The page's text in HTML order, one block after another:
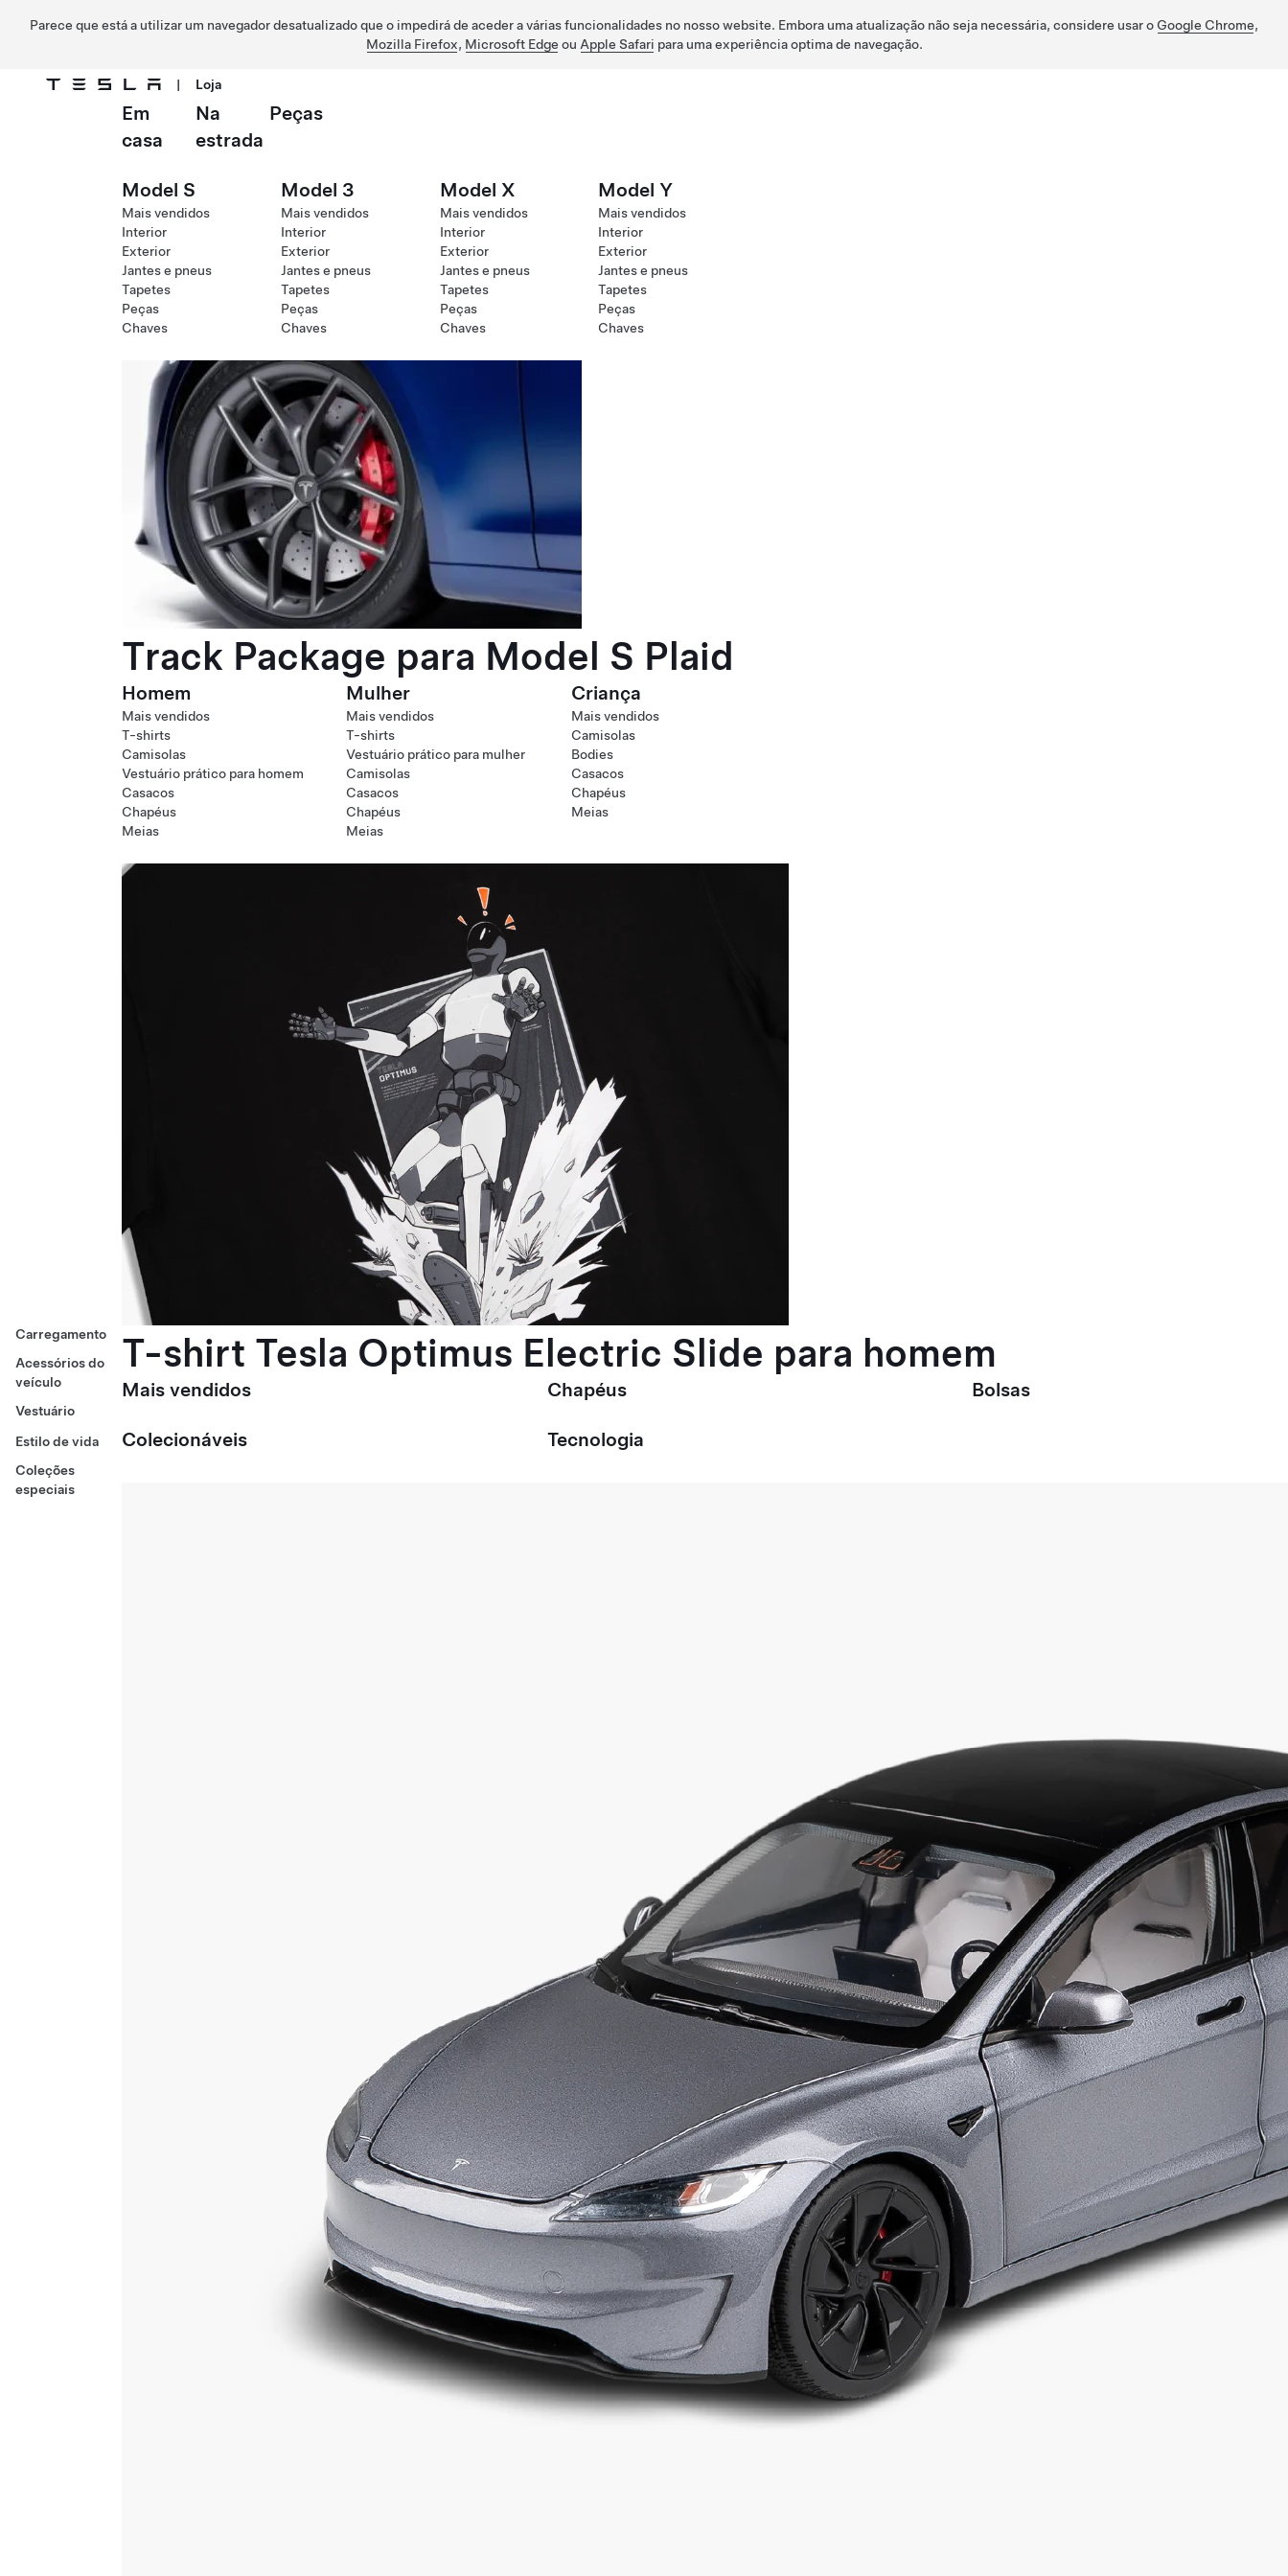
Parece que está a utilizar um navegador desatualizado que o impedirá de aceder a várias funcionalidades no nosso website. Embora uma atualização não seja necessária, considere usar o Google Chrome,
Mozilla Firefox, Microsoft Edge ou Apple Safari para uma experiência optima de navegação.
Ir para o conteúdo principal
| Loja
Carregamento
Acessórios do
veículo
Vestuário
Estilo de vida
Coleções
especiais
Em
casa
Na
estrada
Peças
Model S
Mais vendidos
Interior
Exterior
Jantes e pneus
Tapetes
Peças
Chaves
Model 3
Mais vendidos
Interior
Exterior
Jantes e pneus
Tapetes
Peças
Chaves
Model X
Mais vendidos
Interior
Exterior
Jantes e pneus
Tapetes
Peças
Chaves
Model Y
Mais vendidos
Interior
Exterior
Jantes e pneus
Tapetes
Peças
Chaves
Track Package para Model S Plaid
Homem
Mais vendidos
T-shirts
Camisolas
Vestuário prático para homem
Casacos
Chapéus
Meias
Mulher
Mais vendidos
T-shirts
Vestuário prático para mulher
Camisolas
Casacos
Chapéus
Meias
Criança
Mais vendidos
Camisolas
Bodies
Casacos
Chapéus
Meias
T-shirt Tesla Optimus Electric Slide para homem
Mais vendidos Chapéus Bolsas
Colecionáveis Tecnologia